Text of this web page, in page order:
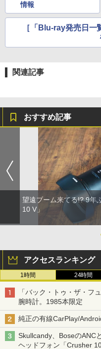
情報
［「Blu-ray発売日一
関連記事
おすすめ記事
望遠ブーム来てる!? 9年
10 V」
アクセスランキング
1時間 24時間
「バック・トゥ・ザ・フ
腕時計。1985本限定
純正の有線CarPlay/
Skullcandy、BoseのANC
ヘッドフォン「Crusher